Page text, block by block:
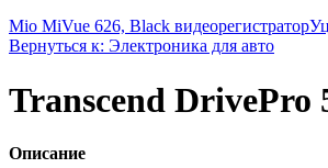
Mio MiVue 626, Black видеорегистратор
Вернуться к: Электроника для авто
Transcend DrivePro
Описание